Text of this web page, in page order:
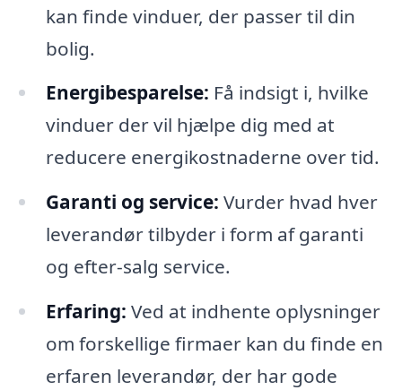
kan finde vinduer, der passer til din
bolig.
Energibesparelse: Få indsigt i, hvilke
vinduer der vil hjælpe dig med at
reducere energikostnaderne over tid.
Garanti og service: Vurder hvad hver
leverandør tilbyder i form af garanti
og efter-salg service.
Erfaring: Ved at indhente oplysninger
om forskellige firmaer kan du finde en
erfaren leverandør, der har gode